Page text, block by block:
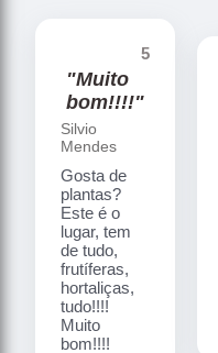
5
"Muito
bom!!!!"
Silvio
Mendes
Gosta de
plantas?
Este é o
lugar, tem
de tudo,
frutíferas,
hortaliças,
tudo!!!!
Muito
bom!!!!